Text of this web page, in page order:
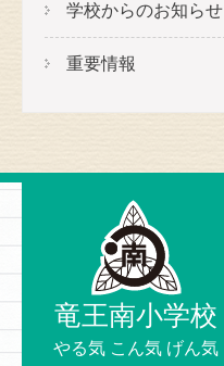
学校からのお知らせ
重要情報
竜王南小学校
やる気 こん気 げん気